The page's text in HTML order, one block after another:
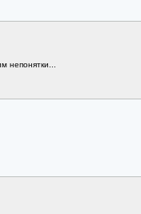
непонятки...